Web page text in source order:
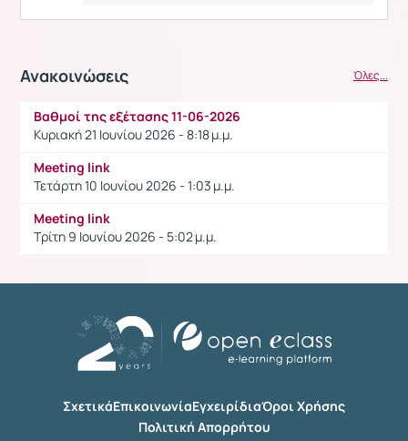
Ανακοινώσεις Όλες...
Βαθμοί της εξέτασης 11-06-2026
Κυριακή 21 Ιουνίου 2026 - 8:18 μ.μ.
Meeting link
Τετάρτη 10 Ιουνίου 2026 - 1:03 μ.μ.
Meeting link
Τρίτη 9 Ιουνίου 2026 - 5:02 μ.μ.
ΣχετικάΕπικοινωνίαΕγχειρίδιαΌροι Χρήσης
Πολιτική Απορρήτου